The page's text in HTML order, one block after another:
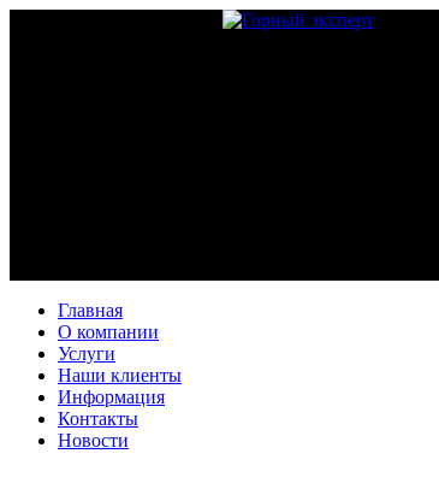
Главная
О компании
Услуги
Наши клиенты
Информация
Контакты
Новости